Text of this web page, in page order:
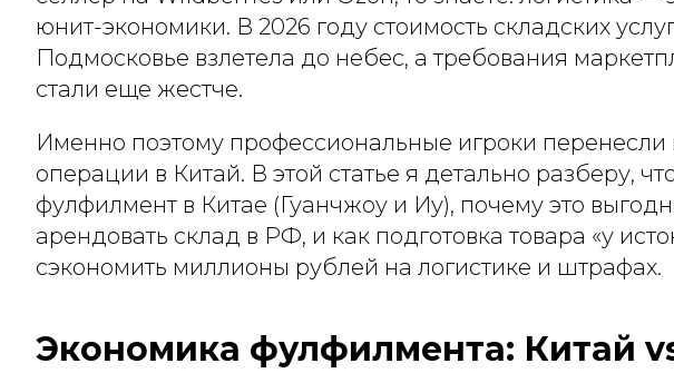
юнит-экономики. В 2026 году стоимость складских
Подмосковье взлетела до небес, а требования
стали еще жестче.
Именно поэтому профессиональные игроки перенесли
операции в Китай. В этой статье я детально разберу,
фулфилмент в Китае (Гуанчжоу и Иу), почему это
арендовать склад в РФ, и как подготовка товара «у
сэкономить миллионы рублей на логистике и штрафах.
Экономика фулфилмента: Китай